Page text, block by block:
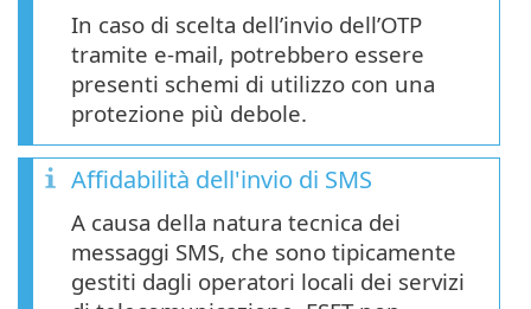
In caso di scelta dell’invio dell’OTP
tramite e-mail, potrebbero essere
presenti schemi di utilizzo con una
protezione più debole.
Affidabilità dell'invio di SMS
A causa della natura tecnica dei
messaggi SMS, che sono tipicamente
gestiti dagli operatori locali dei servizi